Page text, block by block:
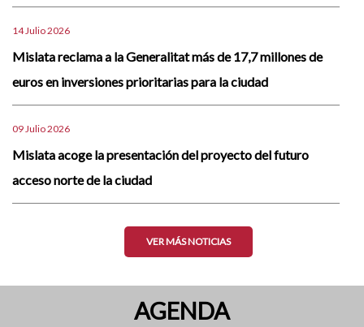
14 Julio 2026
Mislata reclama a la Generalitat más de 17,7 millones de
euros en inversiones prioritarias para la ciudad
09 Julio 2026
Mislata acoge la presentación del proyecto del futuro
acceso norte de la ciudad
VER MÁS NOTICIAS
AGENDA